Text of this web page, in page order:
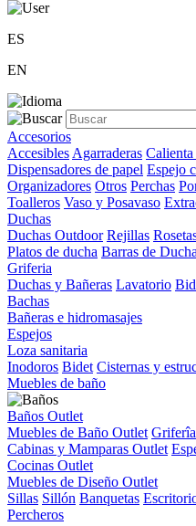
ES
EN
Accesorios
Accesibles Agarraderas
Dispensadores de papel Espejo
Organizadores Otros Perchas
Toalleros Vaso y Posavaso
Duchas
Duchas Outdoor Rejillas
Platos de ducha Barras de
Griferia
Duchas y Bañeras Lavatorio
Bachas
Bañeras e hidromasajes
Espejos
Loza sanitaria
Inodoros Bidet Cisternas y
Muebles de baño
Baños Outlet
Muebles de Baño Outlet
Cabinas y Mamparas Outlet
Cocinas Outlet
Muebles de Diseño Outlet
Sillas Sillón Banquetas
Percheros